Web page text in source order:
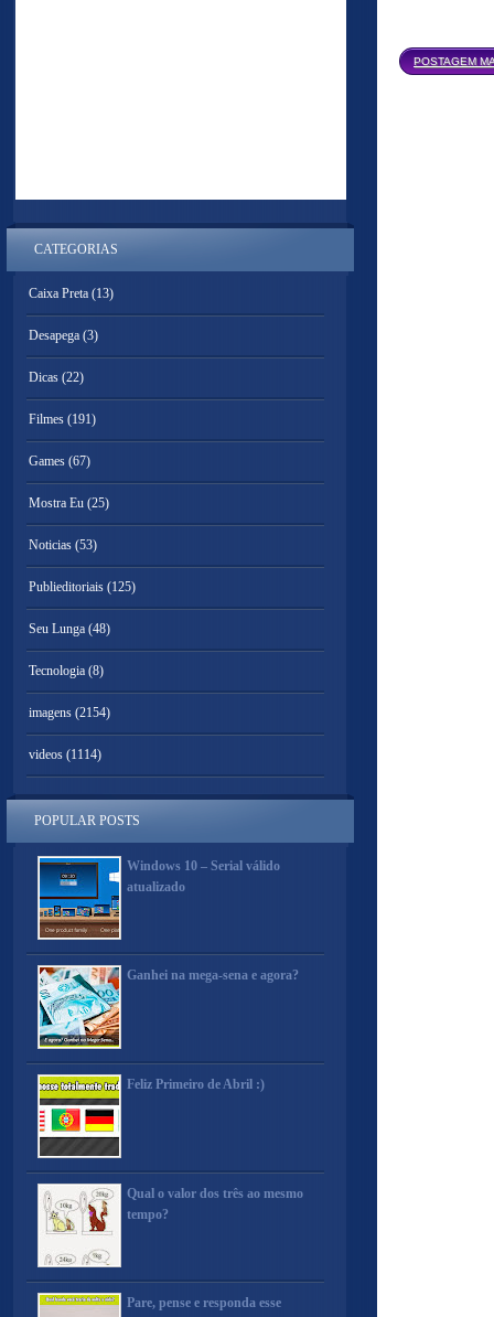
POSTAGEM
CATEGORIAS
Caixa Preta (13)
Desapega (3)
Dicas (22)
Filmes (191)
Games (67)
Mostra Eu (25)
Noticias (53)
Publieditoriais (125)
Seu Lunga (48)
Tecnologia (8)
imagens (2154)
videos (1114)
POPULAR POSTS
Windows 10 – Serial válido
atualizado
Ganhei na mega-sena e agora?
Feliz Primeiro de Abril :)
Qual o valor dos três ao mesmo
tempo?
Pare, pense e responda esse